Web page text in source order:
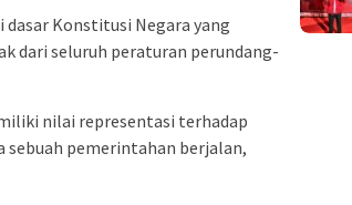
dasar Konstitusi Negara yang
dari seluruh peraturan perundang-
nilai representasi terhadap
sebuah pemerintahan berjalan,